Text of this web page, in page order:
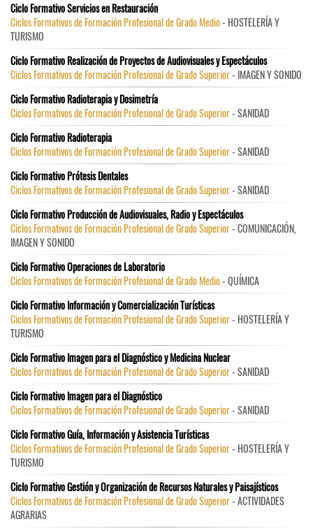
Ciclo Formativo Servicios en Restauración
Ciclos Formativos de Formación Profesional de Grado Medio- HOSTELERÍA Y
TURISMO
Ciclo Formativo Realización de Proyectos de Audiovisuales y Espectáculos
Ciclos Formativos de Formación Profesional de Grado Superior- IMAGEN Y SONIDO
Ciclo Formativo Radioterapia y Dosimetría
Ciclos Formativos de Formación Profesional de Grado Superior- SANIDAD
Ciclo Formativo Radioterapia
Ciclos Formativos de Formación Profesional de Grado Superior- SANIDAD
Ciclo Formativo Prótesis Dentales
Ciclos Formativos de Formación Profesional de Grado Superior- SANIDAD
Ciclo Formativo Producción de Audiovisuales, Radio y Espectáculos
Ciclos Formativos de Formación Profesional de Grado Superior- COMUNICACIÓN,
IMAGEN Y SONIDO
Ciclo Formativo Operaciones de Laboratorio
Ciclos Formativos de Formación Profesional de Grado Medio- QUÍMICA
Ciclo Formativo Información y Comercialización Turísticas
Ciclos Formativos de Formación Profesional de Grado Superior- HOSTELERÍA Y
TURISMO
Ciclo Formativo Imagen para el Diagnóstico y Medicina Nuclear
Ciclos Formativos de Formación Profesional de Grado Superior- SANIDAD
Ciclo Formativo Imagen para el Diagnóstico
Ciclos Formativos de Formación Profesional de Grado Superior- SANIDAD
Ciclo Formativo Guía, Información y Asistencia Turísticas
Ciclos Formativos de Formación Profesional de Grado Superior- HOSTELERÍA Y
TURISMO
Ciclo Formativo Gestión y Organización de Recursos Naturales y Paisajísticos
Ciclos Formativos de Formación Profesional de Grado Superior- ACTIVIDADES
AGRARIAS